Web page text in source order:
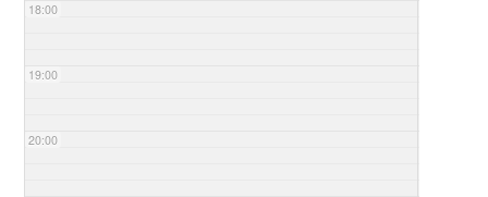
18:00
19:00
20:00